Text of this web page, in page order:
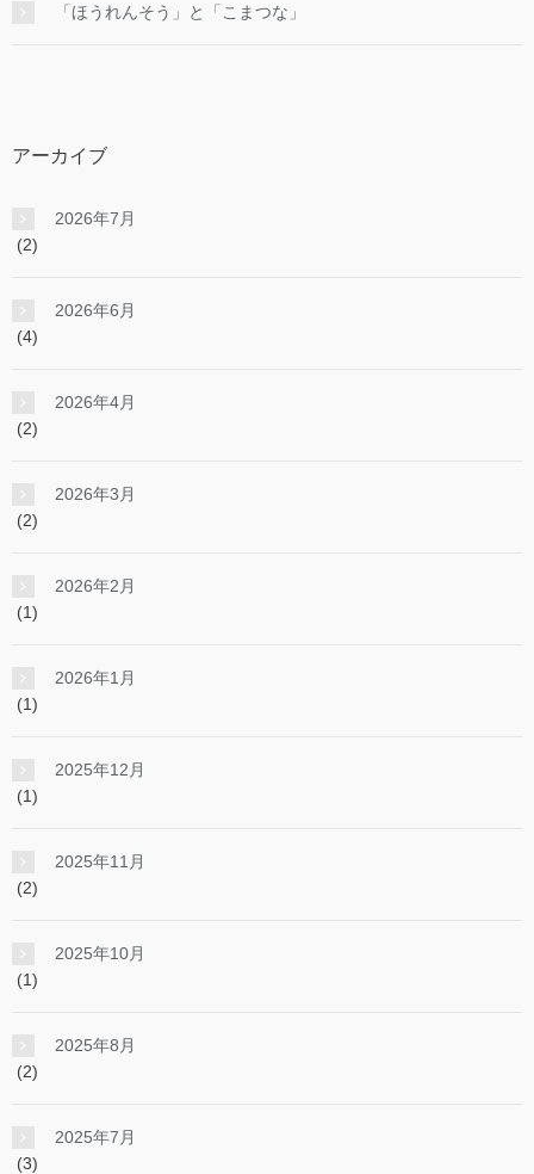
「ほうれんそう」と「こまつな」
アーカイブ
2026年7月
(2)
2026年6月
(4)
2026年4月
(2)
2026年3月
(2)
2026年2月
(1)
2026年1月
(1)
2025年12月
(1)
2025年11月
(2)
2025年10月
(1)
2025年8月
(2)
2025年7月
(3)